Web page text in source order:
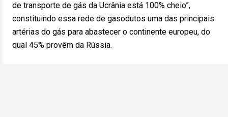
de transporte de gás da Ucrânia está 100% cheio”,
constituindo essa rede de gasodutos uma das principais
artérias do gás para abastecer o continente europeu, do
qual 45% provêm da Rússia.